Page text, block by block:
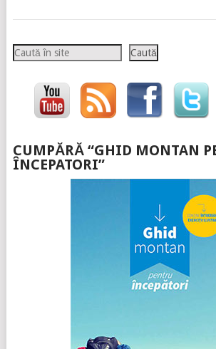
Caută Caută
CUMPĂRĂ “GHID MONTAN
ÎNCEPATORI”